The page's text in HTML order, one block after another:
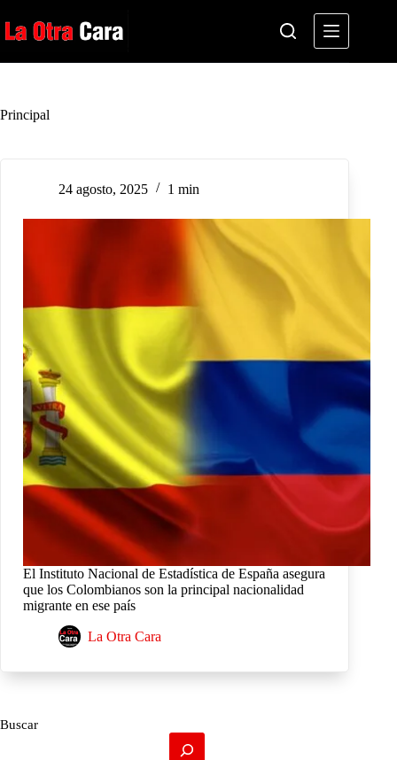
al
contenido
Principal
24 agosto, 2025 1 min
El Instituto Nacional de Estadística de España asegura
que los Colombianos son la principal nacionalidad
migrante en ese país
La Otra Cara
Buscar